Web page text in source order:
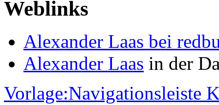
Weblinks
Alexander Laas bei
Alexander Laas in der
Vorlage:Navigationsleiste